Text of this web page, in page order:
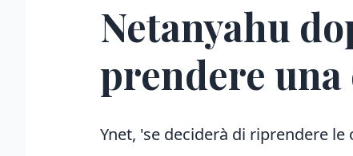
Netanyahu
prendere
Ynet, 'se deciderà di riprendere